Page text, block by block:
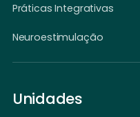
Práticas Integrativas
Neuroestimulação
Unidades